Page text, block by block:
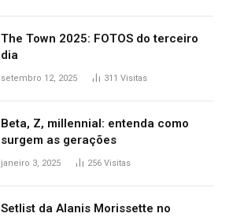
The Town 2025: FOTOS do terceiro
dia
setembro 12, 2025 311 Visitas
Beta, Z, millennial: entenda como
surgem as gerações
janeiro 3, 2025 256 Visitas
Setlist da Alanis Morissette no